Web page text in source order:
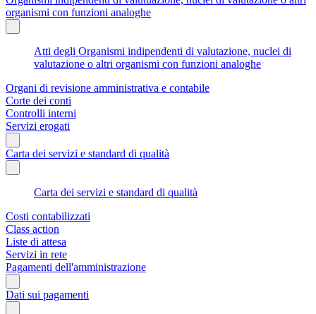
organismi con funzioni analoghe
Atti degli Organismi indipendenti di valutazione, nuclei di
valutazione o altri organismi con funzioni analoghe
Organi di revisione amministrativa e contabile
Corte dei conti
Controlli interni
Servizi erogati
Carta dei servizi e standard di qualità
Carta dei servizi e standard di qualità
Costi contabilizzati
Class action
Liste di attesa
Servizi in rete
Pagamenti dell'amministrazione
Dati sui pagamenti